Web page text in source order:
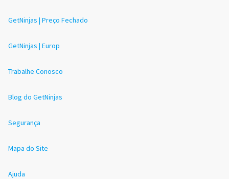
GetNinjas | Preço Fechado
GetNinjas | Europ
Trabalhe Conosco
Blog do GetNinjas
Segurança
Mapa do Site
Ajuda